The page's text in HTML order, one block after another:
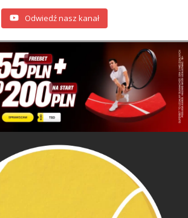
Odwiedź nasz kanał